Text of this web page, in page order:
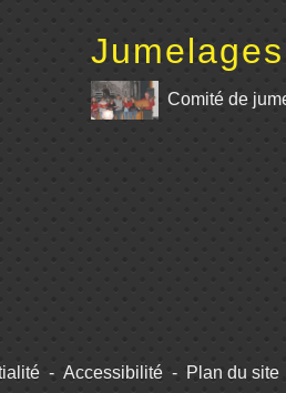
Jumelages
Comité de
- Accessibilité - Plan du site